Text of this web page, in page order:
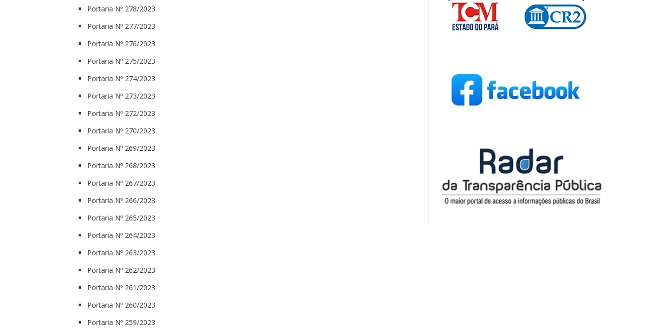
Portaria Nº 278/2023
Portaria Nº 277/2023
Portaria Nº 276/2023
Portaria Nº 275/2023
Portaria Nº 274/2023
Portaria Nº 273/2023
Portaria Nº 272/2023
Portaria Nº 270/2023
Portaria Nº 269/2023
Portaria Nº 268/2023
Portaria Nº 267/2023
Portaria Nº 266/2023
Portaria Nº 265/2023
Portaria Nº 264/2023
Portaria Nº 263/2023
Portaria Nº 262/2023
Portaria Nº 261/2023
Portaria Nº 260/2023
Portaria Nº 259/2023